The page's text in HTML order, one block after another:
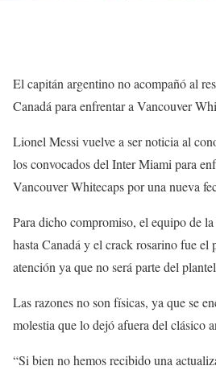
El capitán argentino no acompañó al
Canadá para enfrentar a Vancouver
Lionel Messi vuelve a ser noticia al
los convocados del Inter Miami para
Vancouver Whitecaps por una nueva
Para dicho compromiso, el equipo de
hasta Canadá y el crack rosarino fue el
atención ya que no será parte del
Las razones no son físicas, ya que se
molestia que lo dejó afuera del clásico
“Si bien no hemos recibido una